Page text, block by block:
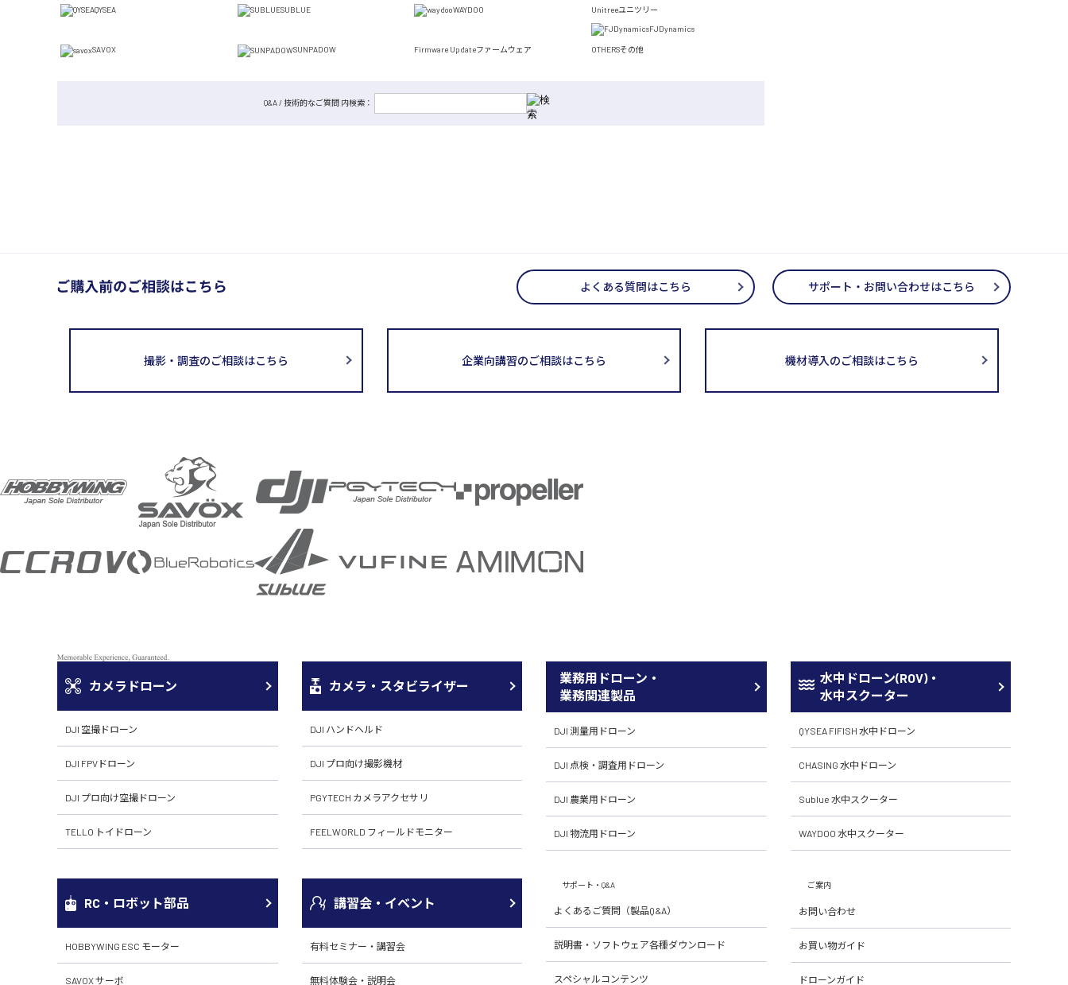
QYSEA SUBLUE WAYDOO Unitreeユニツリー
FJDynamics
SAVOX SUNPADOW Firmware Updateファームウェア OTHERSその他
Q&A / 技術的なご質問 内検索：
よくある質問はこちら サポート・お問い合わせはこちら
撮影・調査のご相談はこちら 企業向講習のご相談はこちら 機材導入のご相談はこちら
カメラドローン
DJI 空撮ドローン
DJI FPVドローン
DJI プロ向け空撮ドローン
TELLO トイドローン
カメラ・スタビライザー
DJI ハンドヘルド
DJI プロ向け撮影機材
PGYTECH カメラアクセサリ
FEELWORLD フィールドモニター
業務用ドローン・
業務関連製品
DJI 測量用ドローン
DJI 点検・調査用ドローン
DJI 農業用ドローン
DJI 物流用ドローン
水中ドローン(ROV)・
水中スクーター
QYSEA FIFISH 水中ドローン
CHASING 水中ドローン
Sublue 水中スクーター
WAYDOO 水中スクーター
RC・ロボット部品
HOBBYWING ESC モーター
SAVOX サーボ
講習会・イベント
有料セミナー・講習会
無料体験会・説明会
サポート・Q&A
よくあるご質問（製品Q&A）
説明書・ソフトウェア各種ダウンロード
スペシャルコンテンツ
ご案内
お問い合わせ
お買い物ガイド
ドローンガイド